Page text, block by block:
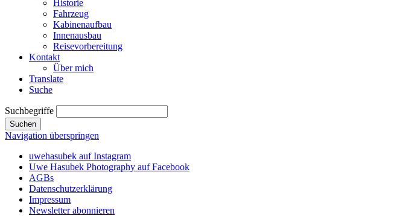
Historie
Fahrzeug
Kabinenaufbau
Innenausbau
Reisevorbereitung
Kontakt
Über mich
Translate
Suche
Suchbegriffe
Suchen
Navigation überspringen
uwehasubek auf Instagram
Uwe Hasubek Photography auf Facebook
AGBs
Datenschutzerklärung
Impressum
Newsletter abonnieren